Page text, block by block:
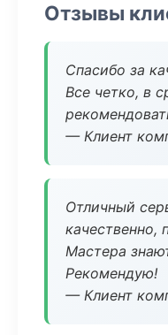
Отзывы
Спасибо за
Все четко, в
— Клиент
Отличный
качественно,
Мастера
Рекомендую!
— Клиент